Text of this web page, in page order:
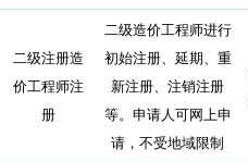
二级注册造
价工程师注
册
二级造价工程师进行
初始注册、延期、重
新注册、注销注册
等。申请人可网上申
请，不受地域限制